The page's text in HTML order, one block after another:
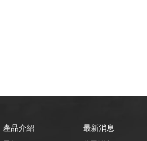
產品介紹 最新消息